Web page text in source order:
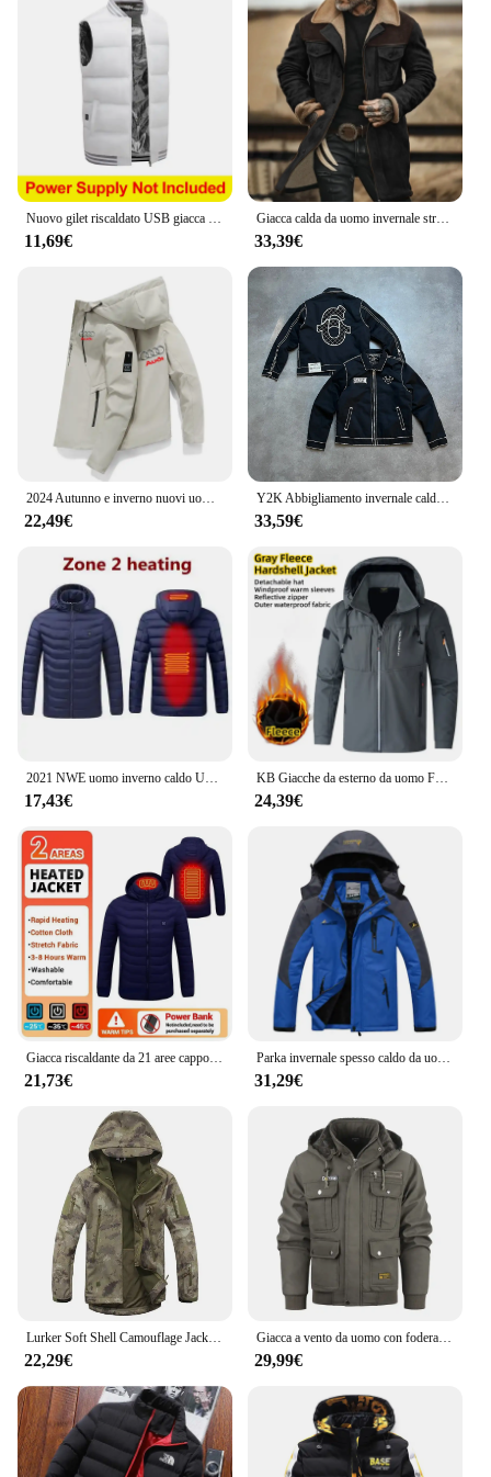
Nuovo gilet riscaldato USB giacca uomo donna invernale in pile gilet termico riscaldato elettricamente per caccia escursionismo giacca da caccia calda
11,69€
Giacca calda da uomo invernale streetwear cappotti riscaldati resistenti al freddo stile vintage moda formale soprabito festa discoteca top belli
33,39€
2024 Autunno e inverno nuovi uomini di alta qualità logo personalizzato cappello staccabile giacca antivento Giacca da uomo calda sport all'aria aperta
22,49€
Y2K Abbigliamento invernale caldo Uomo Donna Cappotto in peluche semplice retrò Abbigliamento sportivo Nuova giacca con collo in pelliccia punk da motociclista in pelle allentata Coppia
33,59€
2021 NWE uomo inverno caldo USB giacche riscaldanti termostato intelligente colore puro con cappuccio abbigliamento riscaldato giacche calde impermeabili
17,43€
KB Giacche da esterno da uomo Fodera in pile Giacca a vento Giacca invernale calda impermeabile per uomo Cappello staccabile Cappotti da uomo
24,39€
Giacca riscaldante da 21 aree cappotto riscaldante elettrico Usb invernale da uomo abbigliamento autoriscaldante funzionale giacca imbottita spessa da neve all'aperto
21,73€
Parka invernale spesso caldo da uomo frangivento più cappotti di pelliccia antivento giacche anorak militari con cappuccio maschili giacche invernali da uomo
31,29€
Lurker Soft Shell Camouflage Jacket uomo giacche tattiche impermeabili inverno caldo antivento Outdoor escursionismo caccia cappotto con cappuccio
22,29€
Giacca a vento da uomo con fodera soffice Giacca invernale Piumini da esterno Giacca bomber sportiva calda Techwear Abbigliamento da uomo
29,99€